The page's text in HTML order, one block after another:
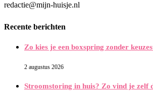
redactie@mijn-huisje.nl
Recente berichten
Zo kies je een boxspring zonder
2 augustus 2026
Stroomstoring in huis? Zo vind je zelf